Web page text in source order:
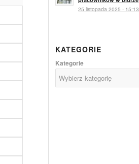
25 listopada 2025 - 15:13
KATEGORIE
Kategorie